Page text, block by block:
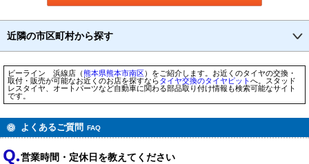
近隣の市区町村から探す
ビーライン 浜線店（熊本県熊本市南区 ）をご紹介します。お近くのタイヤの交換・
取付・販売が可能なお近くのお店を探すならタイヤ交換のタイヤピットへ。スタッド
レスタイヤ、オートパーツなど自動車に関わる部品取り付け情報も検索可能なサイト
です。
よくあるご質問 FAQ
営業時間・定休日を教えてください